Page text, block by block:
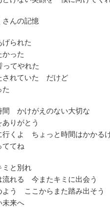
んの記憶
られた
った
てやれた
されていた だけど
かけがえのない大切な
りがとう
くよ ちょっと時間はかかる
てね
と別れ
れる 今またキミに出会う
う ここからまた踏み出そう
来へ